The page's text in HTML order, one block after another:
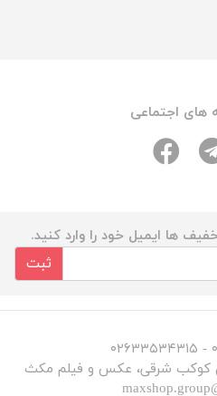
های اجتماعی
ها ایمیل خود را وارد کنید.
ثبت